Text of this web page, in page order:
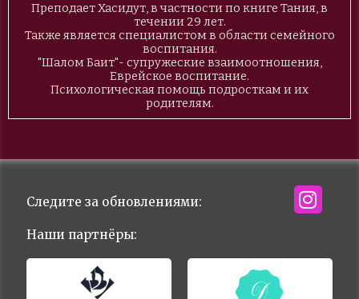
Преподает Хасидут, в частности по книге Тания, в
течении 29 лет.
Также является специалистом в области семейного
воспитания.
"Шалом Баит"- супружеские взаимоотношения,
Еврейское воспитание.
Психологическая помощь подросткам и их
родителям.
Следите за обновлениями:
Наши партнёры: